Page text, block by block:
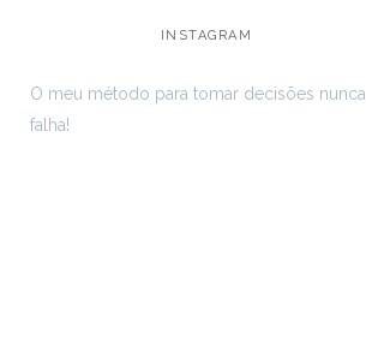
INSTAGRAM
O meu método para tomar decisões nunca
falha!